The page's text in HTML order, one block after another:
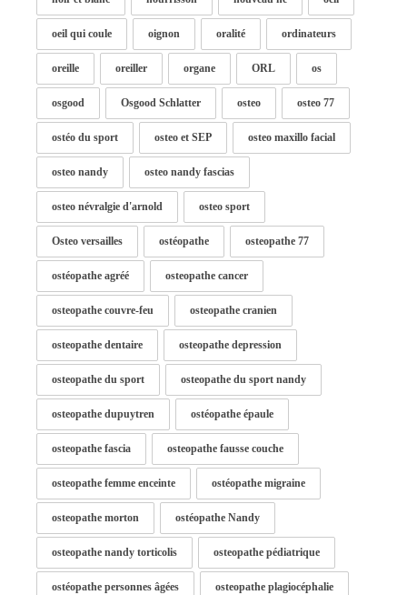
oeil qui coule oignon oralité ordinateurs
oreille oreiller organe ORL os
osgood Osgood Schlatter osteo osteo 77
ostéo du sport osteo et SEP osteo maxillo facial
osteo nandy osteo nandy fascias
osteo névralgie d'arnold osteo sport
Osteo versailles ostéopathe osteopathe 77
ostéopathe agréé osteopathe cancer
osteopathe couvre-feu osteopathe cranien
osteopathe dentaire osteopathe depression
osteopathe du sport osteopathe du sport nandy
osteopathe dupuytren ostéopathe épaule
osteopathe fascia osteopathe fausse couche
osteopathe femme enceinte ostéopathe migraine
osteopathe morton ostéopathe Nandy
osteopathe nandy torticolis osteopathe pédiatrique
ostéopathe personnes âgées osteopathe plagiocéphalie